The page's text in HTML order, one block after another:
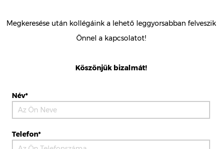
Megkeresése után kollégáink a lehető leggyorsabban felveszik
Önnel a kapcsolatot!
Köszönjük bizalmát!
Név*
Telefon*